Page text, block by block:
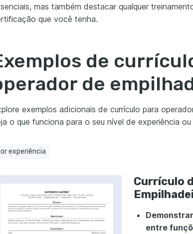
mas também destacar qualquer
que você tenha.
de
de
exemplos adicionais de currículo para
o que funciona para o seu nível de experiência
experiência
Currículo
entre